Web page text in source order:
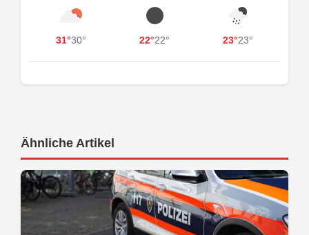
31°30° 22°22° 23°23°
Ähnliche Artikel